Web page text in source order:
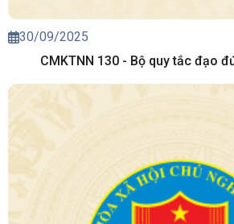
30/09/2025
CMKTNN 130 - Bộ quy tắc đạo